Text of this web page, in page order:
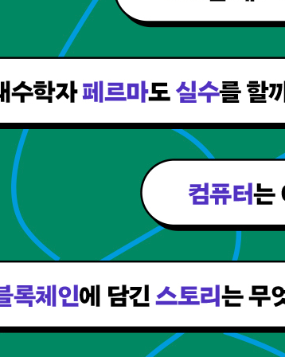
마트료시카’
다
있다
가 있을까?